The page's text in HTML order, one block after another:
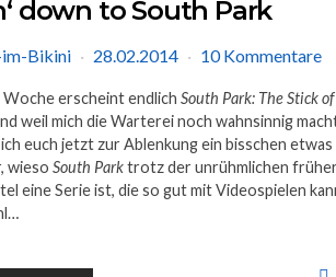
down to South Park
Bikini 28.02.2014 10 Kommentare
Woche erscheint endlich South Park: The Stick of
weil mich die Warterei noch wahnsinnig
euch jetzt zur Ablenkung ein bisschen etwas
wieso South Parktrotz der unrühmlichen
eine Serie ist, die so gut mit Videospielen